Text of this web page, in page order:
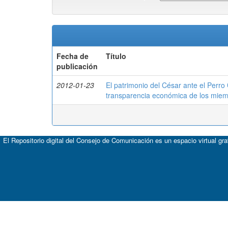
Fecha de
publicación
Título
2012-01-23
El patrimonio del César ante el
transparencia económica de los
El Repositorio digital del Consejo de Comunicación es un espacio virtual